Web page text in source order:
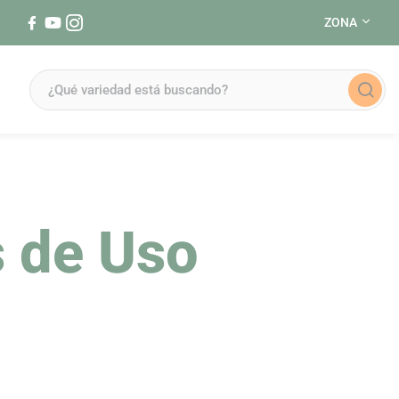
Síguenos en Facebook (se abre en una nueva ventana)
Síguenos en YouTube (se abre en una nueva ventana)
Síguenos en Instagram (se abre en una nueva ventana)
ZONA
Uso